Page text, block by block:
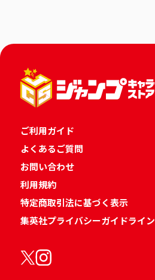
ご利用ガイド
よくあるご質問
お問い合わせ
利用規約
特定商取引法に基づく表示
集英社プライバシーガイドライン